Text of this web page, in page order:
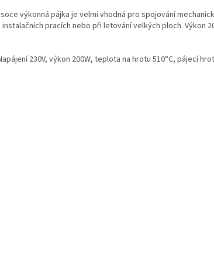
výkonná pájka je velmi vhodná pro spojování
instalačních pracích nebo při letování velkých ploch. Výkon
230V, výkon 200W, teplota na hrotu 510°C, pájecí